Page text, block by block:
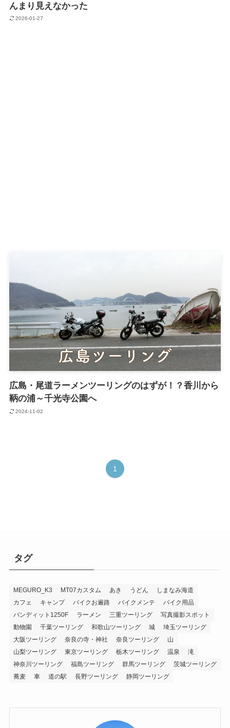
んまり見えなかった
2026-01-27
広島・尾道ラーメンツーリングのはずが！？香川から
鞆の浦～千光寺公園へ
2024-11-02
1
タグ
MEGURO_K3 MT07カスタム あき うどん
しまなみ海道
カフェ
キャンプ バイクお遍路 バイクメンテ
バイク用品
バンディット1250F
ラーメン 三重ツーリング
写真撮影スポット
動物園
千葉ツーリング 和歌山ツーリング 城
埼玉ツーリング
大阪ツーリング
奈良の寺・神社 奈良ツーリング
山
山梨ツーリング
東京ツーリング 栃木ツーリング 温泉
滝
神奈川ツーリング
福島ツーリング 群馬ツーリング
茨城ツーリング
蕎麦
車 道の駅 長野ツーリング 静岡ツーリング